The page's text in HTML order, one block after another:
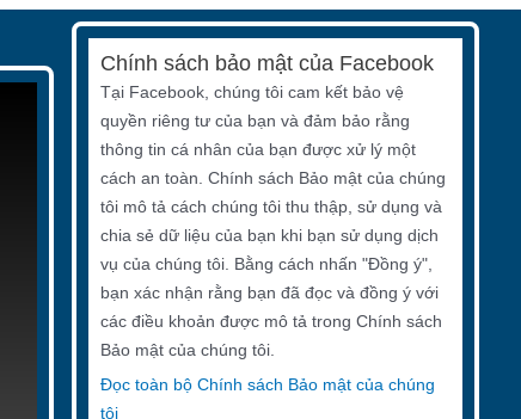
Chính sách bảo mật của Facebook
Tại Facebook, chúng tôi cam kết bảo vệ
quyền riêng tư của bạn và đảm bảo rằng
thông tin cá nhân của bạn được xử lý một
cách an toàn. Chính sách Bảo mật của chúng
tôi mô tả cách chúng tôi thu thập, sử dụng và
chia sẻ dữ liệu của bạn khi bạn sử dụng dịch
vụ của chúng tôi. Bằng cách nhấn "Đồng ý",
bạn xác nhận rằng bạn đã đọc và đồng ý với
các điều khoản được mô tả trong Chính sách
Bảo mật của chúng tôi.
Đọc toàn bộ Chính sách Bảo mật của chúng
tôi